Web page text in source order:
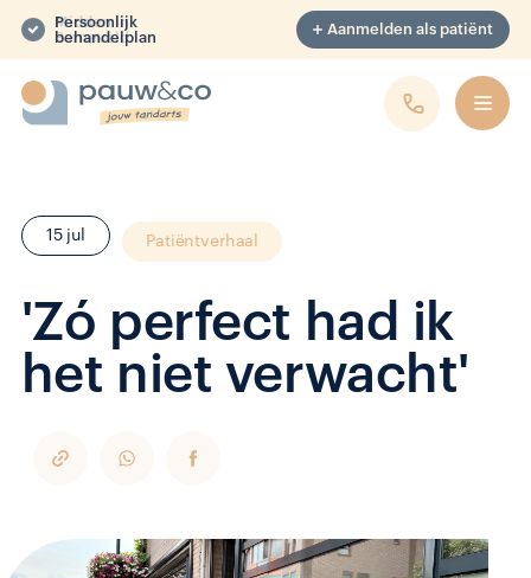
Midden in
Barneveld
Aanmelden als patiënt
15 jul Patiëntverhaal
'Zó perfect had ik
het niet verwacht'